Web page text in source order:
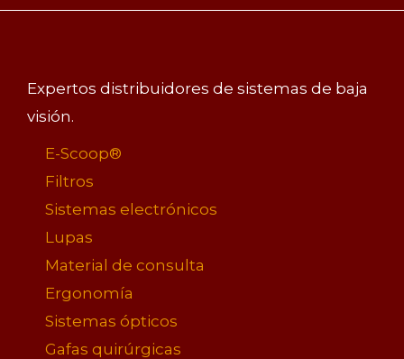
Expertos distribuidores de sistemas de baja
visión.
E-Scoop®
Filtros
Sistemas electrónicos
Lupas
Material de consulta
Ergonomía
Sistemas ópticos
Gafas quirúrgicas